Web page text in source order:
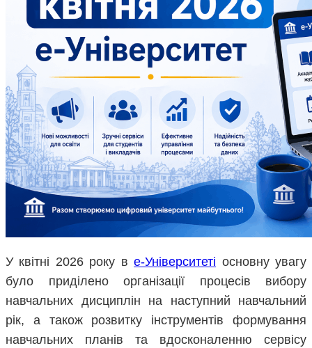
У квітні 2026 року ве-Університеті основну увагу
було приділено організації процесів вибору
навчальних дисциплін на наступний навчальний
рік, а також розвитку інструментів формування
навчальних планів та вдосконаленню сервісу